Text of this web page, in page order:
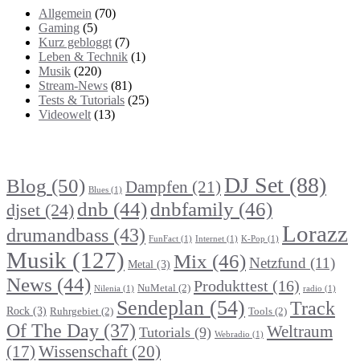
Allgemein (70)
Gaming (5)
Kurz gebloggt (7)
Leben & Technik (1)
Musik (220)
Stream-News (81)
Tests & Tutorials (25)
Videowelt (13)
Blog (50) Blues (1) Dampfen (21) DJ Set (88)
djset (24) dnb (44)dnbfamily (46)
drumandbass (43) FunFact (1) Internet (1) K-Pop (1) Lorazz
Musik (127) Metal (3) Mix (46)Netzfund (11)
News (44) Nilenia (1) NuMetal (2) Produkttest (16) radio (1)
Rock (3) Ruhrgebiet (2) Sendeplan (54) Tools (2) Track
Of The Day (37) Tutorials (9) Webradio (1) Weltraum
(17) Wissenschaft (20)